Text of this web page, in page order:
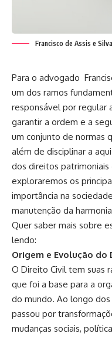
Francisco de Assis e Silva
Para o advogado
um dos ramos
responsável por regular
garantir a ordem e a
um conjunto de normas
além de disciplinar a
dos direitos
exploraremos os
importância na
manutenção da
Quer saber mais sobre
lendo:
Origem e Evolução do
O Direito Civil tem suas
que foi a base para a
do mundo. Ao longo
passou por
mudanças sociais,